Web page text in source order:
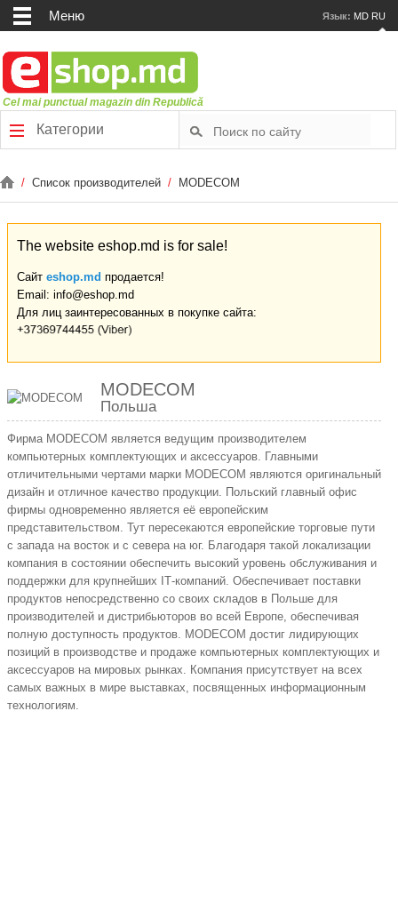
Меню Язык: MD RU
Cel mai punctual magazin din Republică
Категории
/ Список производителей / MODECOM
The website eshop.md is for sale!
Сайт eshop.md продается!
Email: info@eshop.md
Для лиц заинтересованных в покупке сайта:
MODECOM
Польша
Фирма MODECOM является ведущим производителем
компьютерных комплектующих и аксессуаров. Главными
отличительными чертами марки MODECOM являются оригинальный
дизайн и отличное качество продукции. Польский главный офис
фирмы одновременно является её европейским
представительством. Тут пересекаются европейские торговые пути
с запада на восток и с севера на юг. Благодаря такой локализации
компания в состоянии обеспечить высокий уровень обслуживания и
поддержки для крупнейших IТ-компаний. Обеспечивает поставки
продуктов непосредственно со своих складов в Польше для
производителей и дистрибьюторов во всей Европе, обеспечивая
полную доступность продуктов. MODECOM достиг лидирующих
позиций в производстве и продаже компьютерных комплектующих и
аксессуаров на мировых рынках. Компания присутствует на всех
самых важных в мире выставках, посвященных информационным
технологиям.